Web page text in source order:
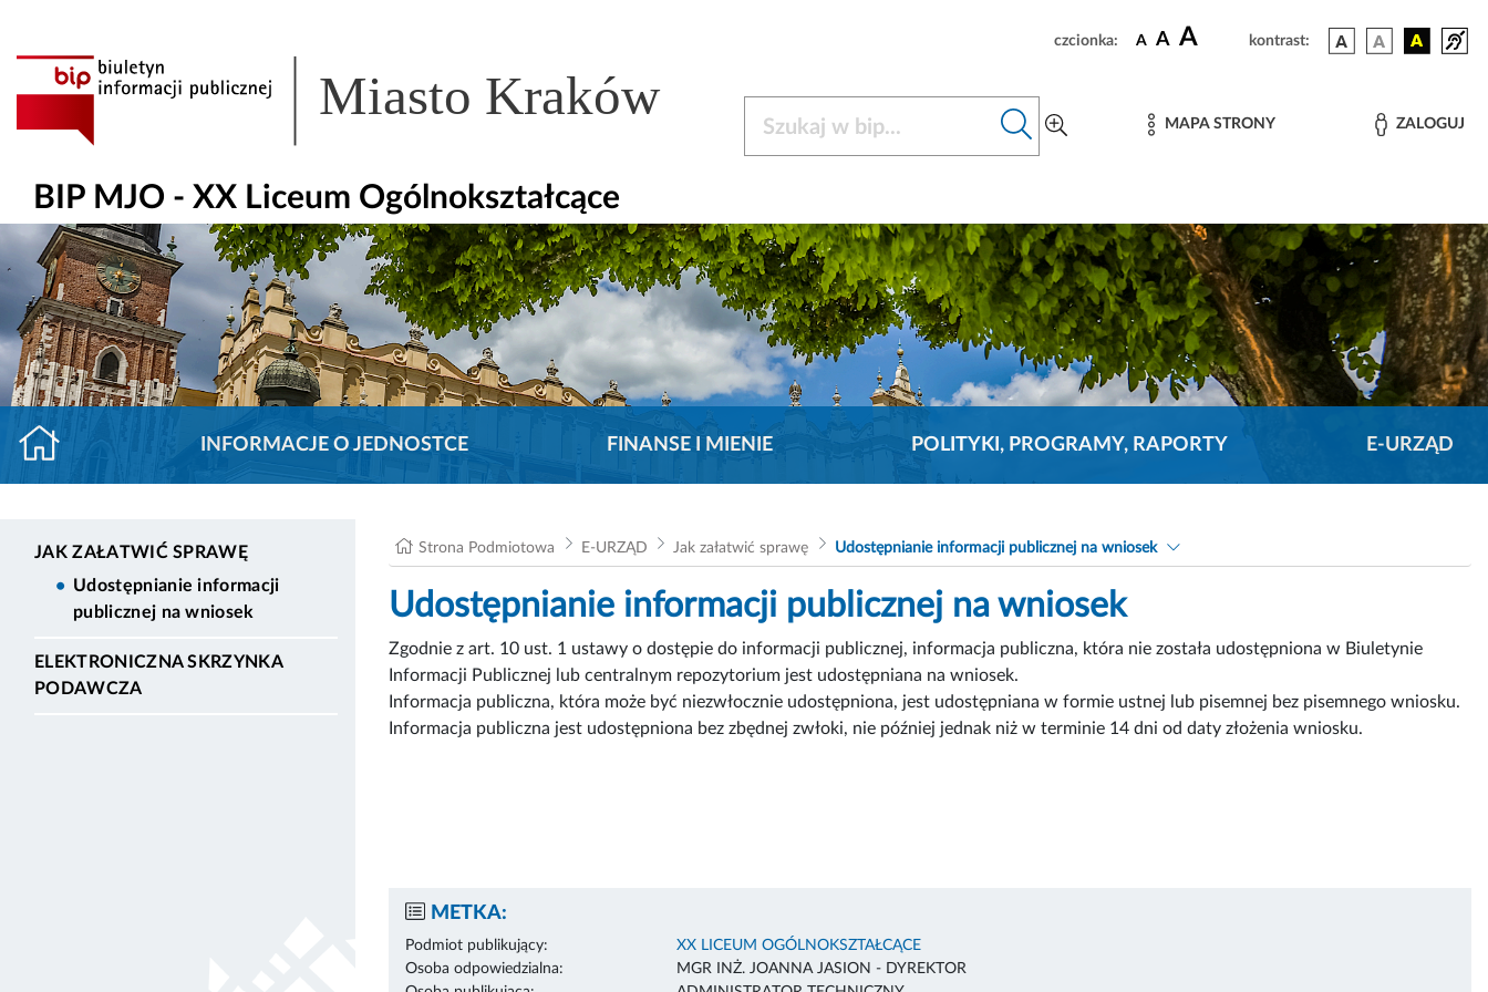
czcionka: A A A kontrast:
Miasto Kraków MAPA STRONY ZALOGUJ
BIP MJO - XX Liceum Ogólnokształcące
INFORMACJE O JEDNOSTCE FINANSE I MIENIE POLITYKI, PROGRAMY, RAPORTY E-URZĄD
JAK ZAŁATWIĆ SPRAWĘ
Udostępnianie informacji
publicznej na wniosek
ELEKTRONICZNA SKRZYNKA
PODAWCZA
Strona Podmiotowa E-URZĄD Jak załatwić sprawę Udostępnianie informacji publicznej na wniosek
Udostępnianie informacji publicznej na wniosek
Zgodnie z art. 10 ust. 1 ustawy o dostępie do informacji publicznej, informacja publiczna, która nie została udostępniona w Biuletynie
Informacji Publicznej lub centralnym repozytorium jest udostępniana na wniosek.
Informacja publiczna, która może być niezwłocznie udostępniona, jest udostępniana w formie ustnej lub pisemnej bez pisemnego wniosku.
Informacja publiczna jest udostępniona bez zbędnej zwłoki, nie później jednak niż w terminie 14 dni od daty złożenia wniosku.
METKA:
Podmiot publikujący:
XX LICEUM OGÓLNOKSZTAŁCĄCE
Osoba odpowiedzialna:
MGR INŻ. JOANNA JASION - DYREKTOR